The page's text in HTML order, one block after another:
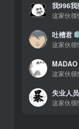
吐槽君
MADAO
失业人员